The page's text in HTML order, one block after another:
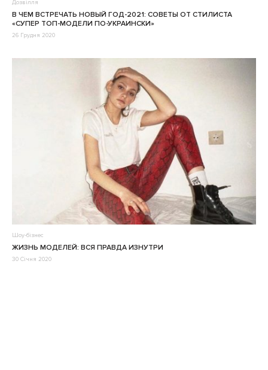
Дозвілля
В ЧЕМ ВСТРЕЧАТЬ НОВЫЙ ГОД-2021: СОВЕТЫ ОТ СТИЛИСТА
«СУПЕР ТОП-МОДЕЛИ ПО-УКРАИНСКИ»
26 Грудня 2020
Шоу-бізнес
ЖИЗНЬ МОДЕЛЕЙ: ВСЯ ПРАВДА ИЗНУТРИ
30 Січня 2020